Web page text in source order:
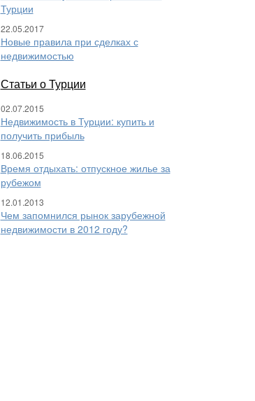
Турции
22.05.2017
Новые правила при сделках с
недвижимостью
Статьи о Турции
02.07.2015
Недвижимость в Турции: купить и
получить прибыль
18.06.2015
Время отдыхать: отпускное жилье за
рубежом
12.01.2013
Чем запомнился рынок зарубежной
недвижимости в 2012 году?